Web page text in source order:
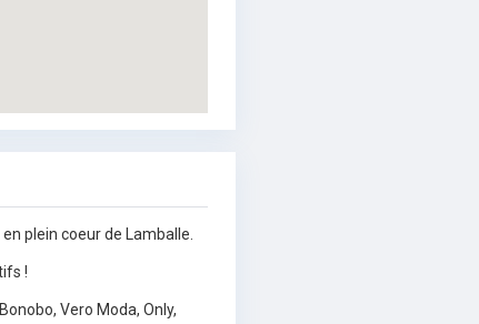
plein coeur de Lamballe.
!
Vero Moda, Only,